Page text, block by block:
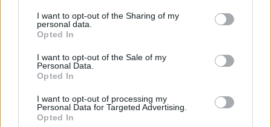
not limited to your visit or usage behaviour. You may click to
grant or deny consent to Google and its third-party tags to
use your data for below specified purposes in below Google
consent section.
I want to opt-out of the Sharing of my
personal data.
Opted In
I want to opt-out of the Sale of my
Personal Data.
Opted In
I want to opt-out of processing my
Personal Data for Targeted Advertising.
Opted In